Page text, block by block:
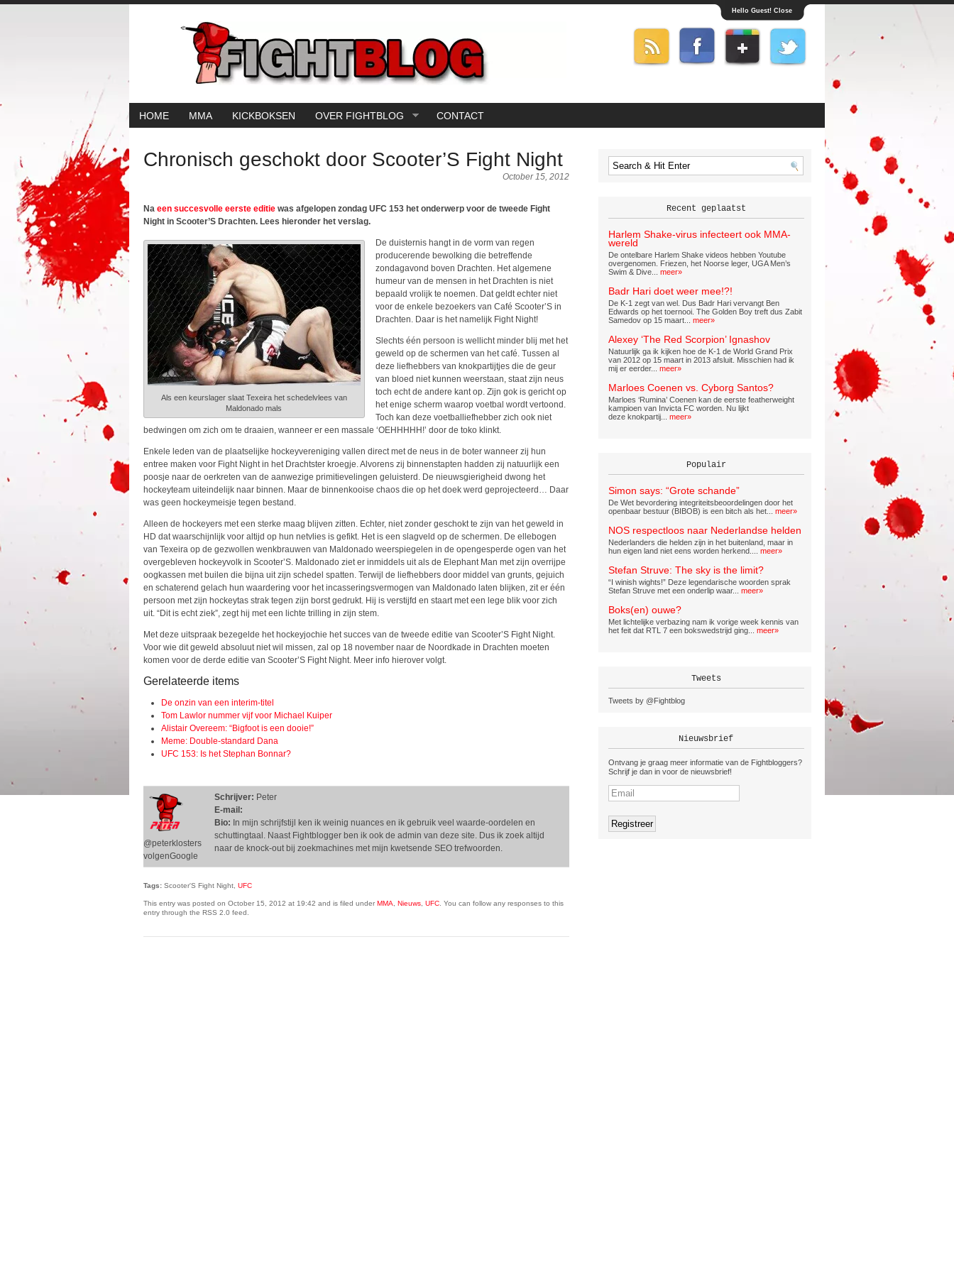
Hello Guest! Close
HOME MMA KICKBOKSEN OVER FIGHTBLOG CONTACT
Chronisch geschokt door Scooter’S Fight Night
October 15, 2012
Na een succesvolle eerste editiewas afgelopen zondag UFC 153 het onderwerp voor de tweede Fight
Night in Scooter’S Drachten. Lees hieronder het verslag.
Als een keurslager slaat Texeira het schedelvlees van
Maldonado mals
De duisternis hangt in de vorm van regen
producerende bewolking die betreffende
zondagavond boven Drachten. Het algemene
humeur van de mensen in het Drachten is niet
bepaald vrolijk te noemen. Dat geldt echter niet
voor de enkele bezoekers van Café Scooter’S in
Drachten. Daar is het namelijk Fight Night!
Slechts één persoon is wellicht minder blij met het
geweld op de schermen van het café. Tussen al
deze liefhebbers van knokpartijtjes die de geur
van bloed niet kunnen weerstaan, staat zijn neus
toch echt de andere kant op. Zijn gok is gericht op
het enige scherm waarop voetbal wordt vertoond.
Toch kan deze voetballiefhebber zich ook niet
bedwingen om zich om te draaien, wanneer er een massale ‘OEHHHHH!’ door de toko klinkt.
Enkele leden van de plaatselijke hockeyvereniging vallen direct met de neus in de boter wanneer zij hun
entree maken voor Fight Night in het Drachtster kroegje. Alvorens zij binnenstapten hadden zij natuurlijk een
poosje naar de oerkreten van de aanwezige primitievelingen geluisterd. De nieuwsgierigheid dwong het
hockeyteam uiteindelijk naar binnen. Maar de binnenkooise chaos die op het doek werd geprojecteerd… Daar
was geen hockeymeisje tegen bestand.
Alleen de hockeyers met een sterke maag blijven zitten. Echter, niet zonder geschokt te zijn van het geweld in
HD dat waarschijnlijk voor altijd op hun netvlies is gefikt. Het is een slagveld op de schermen. De ellebogen
van Texeira op de gezwollen wenkbrauwen van Maldonado weerspiegelen in de opengesperde ogen van het
overgebleven hockeyvolk in Scooter’S. Maldonado ziet er inmiddels uit als de Elephant Man met zijn overrijpe
oogkassen met builen die bijna uit zijn schedel spatten. Terwijl de liefhebbers door middel van grunts, gejuich
en schaterend gelach hun waardering voor het incasseringsvermogen van Maldonado laten blijken, zit er één
persoon met zijn hockeytas strak tegen zijn borst gedrukt. Hij is verstijfd en staart met een lege blik voor zich
uit. “Dit is echt ziek”, zegt hij met een lichte trilling in zijn stem.
Met deze uitspraak bezegelde het hockeyjochie het succes van de tweede editie van Scooter’S Fight Night.
Voor wie dit geweld absoluut niet wil missen, zal op 18 november naar de Noordkade in Drachten moeten
komen voor de derde editie van Scooter’S Fight Night. Meer info hierover volgt.
Gerelateerde items
De onzin van een interim-titel
Tom Lawlor nummer vijf voor Michael Kuiper
Alistair Overeem: “Bigfoot is een dooie!”
Meme: Double-standard Dana
UFC 153: Is het Stephan Bonnar?
@peterklosters
volgenGoogle
Schrijver: Peter
E-mail:
Bio: In mijn schrijfstijl ken ik weinig nuances en ik gebruik veel waarde-oordelen en
schuttingtaal. Naast Fightblogger ben ik ook de admin van deze site. Dus ik zoek altijd
naar de knock-out bij zoekmachines met mijn kwetsende SEO trefwoorden.
Tags:Scooter'S Fight Night, UFC
This entry was posted on October 15, 2012 at 19:42 and is filed under MMA, Nieuws, UFC. You can follow any responses to this
entry through the RSS 2.0 feed.
Recent geplaatst
Harlem Shake-virus infecteert ook MMA-
wereld
De ontelbare Harlem Shake videos hebben Youtube
overgenomen. Friezen, het Noorse leger, UGA Men’s
Swim & Dive... meer»
Badr Hari doet weer mee!?!
De K-1 zegt van wel. Dus Badr Hari vervangt Ben
Edwards op het toernooi. The Golden Boy treft dus Zabit
Samedov op 15 maart... meer»
Alexey ‘The Red Scorpion’ Ignashov
Natuurlijk ga ik kijken hoe de K-1 de World Grand Prix
van 2012 op 15 maart in 2013 afsluit. Misschien had ik
mij er eerder... meer»
Marloes Coenen vs. Cyborg Santos?
Marloes ‘Rumina’ Coenen kan de eerste featherweight
kampioen van Invicta FC worden. Nu lijkt
deze knokpartij... meer»
Populair
Simon says: “Grote schande”
De Wet bevordering integriteitsbeoordelingen door het
openbaar bestuur (BIBOB) is een bitch als het... meer»
NOS respectloos naar Nederlandse helden
Nederlanders die helden zijn in het buitenland, maar in
hun eigen land niet eens worden herkend.... meer»
Stefan Struve: The sky is the limit?
“I winish wights!” Deze legendarische woorden sprak
Stefan Struve met een onderlip waar... meer»
Boks(en) ouwe?
Met lichtelijke verbazing nam ik vorige week kennis van
het feit dat RTL 7 een bokswedstrijd ging... meer»
Tweets
Tweets by @Fightblog
Nieuwsbrief
Ontvang je graag meer informatie van de Fightbloggers?
Schrijf je dan in voor de nieuwsbrief!